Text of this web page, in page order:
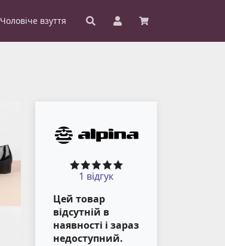
Чоловіче взуття
1 відгук
Цей товар
відсутній в
наявності і зараз
недоступний.